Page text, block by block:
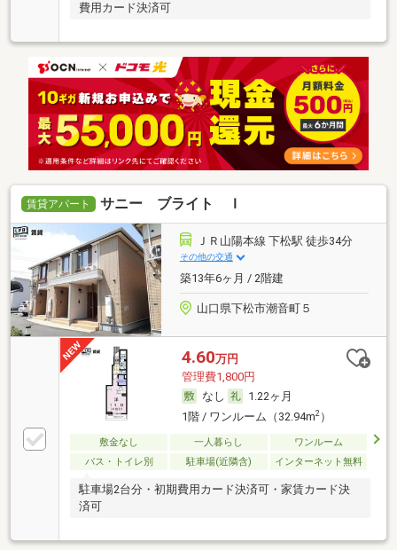
費用カード決済可
賃貸アパート サニー ブライト Ｉ
ＪＲ山陽本線 下松駅 徒歩34分
その他の交通
築13年6ヶ月 / 2階建
山口県下松市潮音町５
4.60万円
管理費1,800円
なし
1.22ヶ月
1階 / ワンルーム（32.94m2）
敷金なし 一人暮らし
ワンルーム
バス・トイレ別
駐車場(近隣含) インターネット無料
駐車場2台分・初期費用カード決済可・家賃カード決
済可